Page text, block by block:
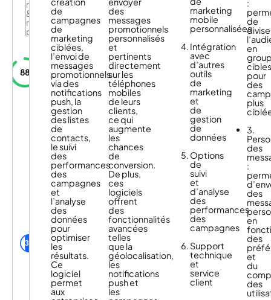
mobile
&
notifications
push
88
Plateforme
mobile,
permet
retailers,
banques
médias
booster
ventes
grâce
au
bon
notifications
PRODUITS
SOLUTIONS
Push
Notification
In-
App
Messaging
Push
Web
35
utilisateurs
Batch de la
communauté
de
campagnes
de
marketing
ciblées,
l’envoi de
messages
promotionnels
via des
notifications
push, la
gestion
des listes
de
contacts,
le suivi
des
performances
des
campagnes
et
l’analyse
des
données
pour
optimiser
les
résultats.
Ce
logiciel
permet
aux
des
messages
promotionnels
personnalisés
et
pertinents
directement
sur les
téléphones
mobiles
de leurs
clients,
ce qui
augmente
les
chances
de
conversion.
De plus,
ces
logiciels
offrent
des
fonctionnalités
avancées
telles
que la
géolocalisation,
les
notifications
push et
les
marketing
mobile
personnalisées
Intégration
avec
d’autres
outils
de
marketing
et
de
gestion
de
données
Options
de
suivi
et
d’analyse
des
performances
des
campagnes
Support
technique
et
service
client
:
de
en
pour
des
plus
3.
des
:
des
en
des
et
du
des